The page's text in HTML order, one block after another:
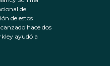
de
de estos
hace dos
ayudó a